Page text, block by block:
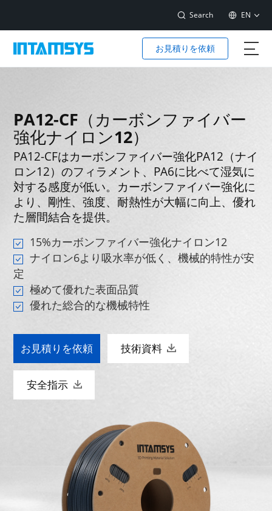
Search EN
お見積りを依頼
PA12-CF（カーボンファイバー
強化ナイロン12）
PA12-CFはカーボンファイバー強化PA12（ナイ
ロン12）のフィラメント、PA6に比べて湿気に
対する感度が低い。カーボンファイバー強化に
より、剛性、強度、耐熱性が大幅に向上、優れ
た層間結合を提供。
15%カーボンファイバー強化ナイロン12
ナイロン6より吸水率が低く、機械的特性が安
定
極めて優れた表面品質
優れた総合的な機械特性
お見積りを依頼 技術資料
安全指示